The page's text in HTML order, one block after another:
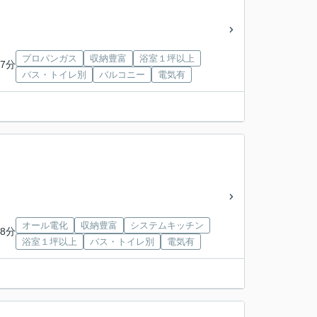
分
プロパンガス 収納豊富
浴室１坪以上
バス・トイレ別
バルコニー 電気有
分
オール電化 収納豊富
システムキッチン
浴室１坪以上
バス・トイレ別 電気有